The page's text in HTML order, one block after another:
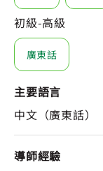
初級-高級
廣東話
主要語言
中文（廣東話）
導師經驗